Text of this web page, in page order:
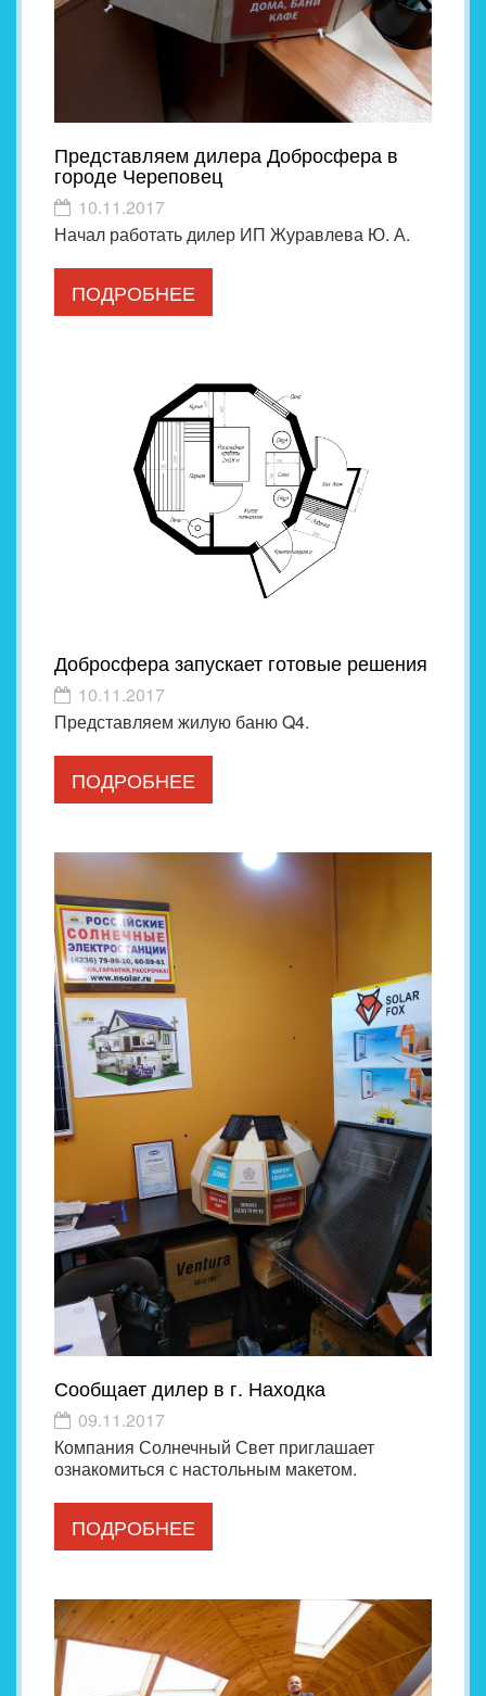
Представляем дилера Добросфера в
городе Череповец
10.11.2017
Начал работать дилер ИП Журавлева Ю. А.
ПОДРОБНЕЕ
Добросфера запускает готовые решения
10.11.2017
Представляем жилую баню Q4.
ПОДРОБНЕЕ
Сообщает дилер в г. Находка
09.11.2017
Компания Солнечный Свет приглашает
ознакомиться с настольным макетом.
ПОДРОБНЕЕ